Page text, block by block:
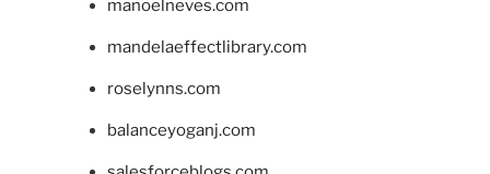
manoelneves.com
mandelaeffectlibrary.com
roselynns.com
balanceyoganj.com